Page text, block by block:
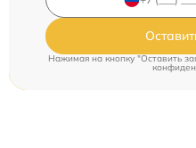
Нажимая на кнопку "Оставить